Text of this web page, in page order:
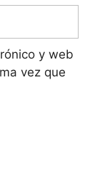
y web
vez que